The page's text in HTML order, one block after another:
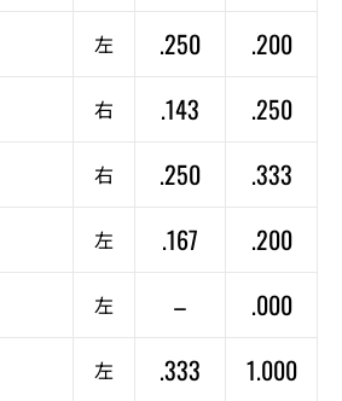
左 .250 .200
右 .143 .250
右 .250 .333
左 .167 .200
左 – .000
左 .333 1.000